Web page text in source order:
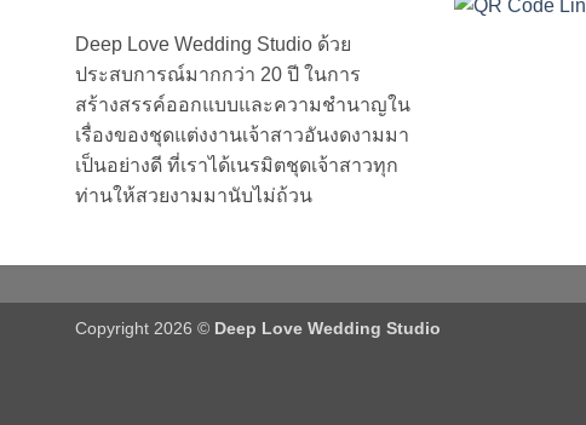
Deep Love Wedding Studio ด้วย
ประสบการณ์มากกว่า 20 ปี ในการ
สร้างสรรค์ออกแบบและความชำนาญใน
เรื่องของชุดแต่งงานเจ้าสาวอันงดงามมา
เป็นอย่างดี ที่เราได้เนรมิตชุดเจ้าสาวทุก
ท่านให้สวยงามมานับไม่ถ้วน
Copyright 2026 © Deep Love Wedding Studio